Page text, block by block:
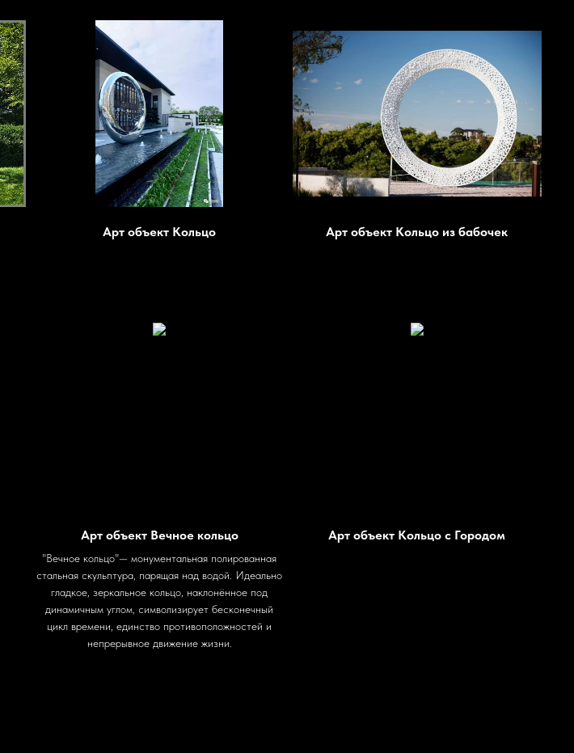
Арт объект Кольцо Арт объект Кольцо из бабочек
Арт объект Вечное кольцо
"Вечное кольцо"— монументальная полированная
стальная скульптура, парящая над водой. Идеально
гладкое, зеркальное кольцо, наклонённое под
динамичным углом, символизирует бесконечный
цикл времени, единство противоположностей и
непрерывное движение жизни.
Арт объект Кольцо с Городом